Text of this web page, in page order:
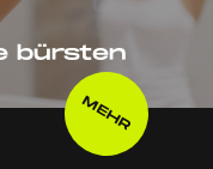
bürsten
MEHR